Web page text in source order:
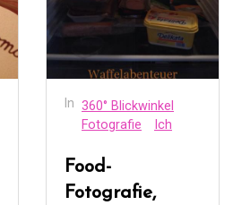
In 360° Blickwinkel
Fotografie
Ich
Food-
Fotografie,